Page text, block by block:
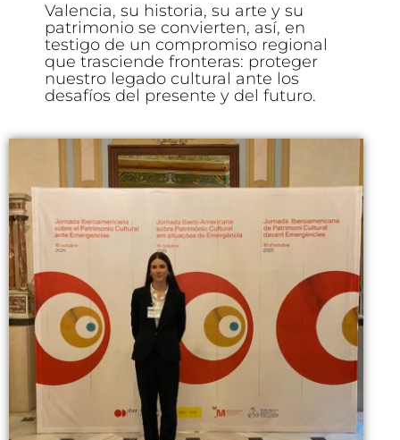
Valencia, su historia, su arte y su
patrimonio se convierten, así, en
testigo de un compromiso regional
que trasciende fronteras: proteger
nuestro legado cultural ante los
desafíos del presente y del futuro.